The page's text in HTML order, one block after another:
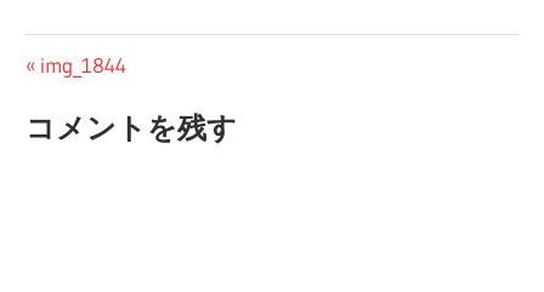
投
稿
前
投
img_1844
コメントを残す